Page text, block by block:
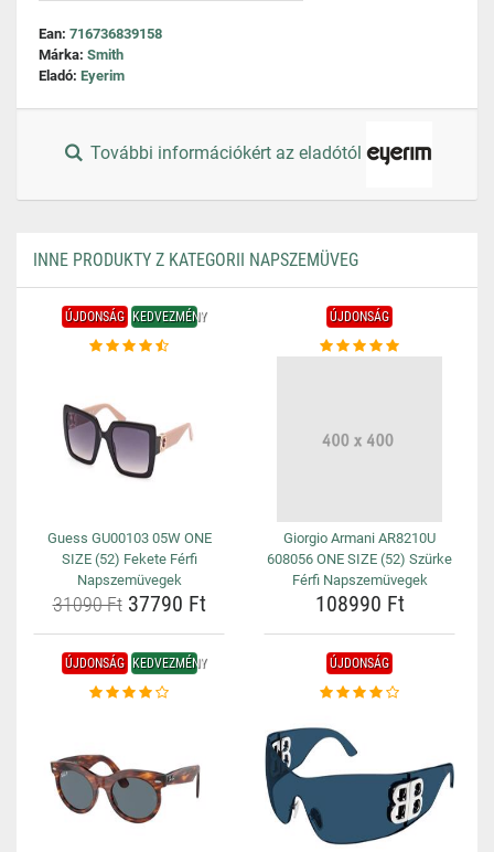
Ean: 716736839158
Márka: Smith
Eladó: Eyerim
További információkért az eladótól
INNE PRODUKTY Z KATEGORII NAPSZEMÜVEG
ÚJDONSÁG KEDVEZMÉNY
Guess GU00103 05W ONE
SIZE (52) Fekete Férfi
Napszemüvegek
31090 Ft37790 Ft
ÚJDONSÁG
Giorgio Armani AR8210U
608056 ONE SIZE (52) Szürke
Férfi Napszemüvegek
108990 Ft
ÚJDONSÁG KEDVEZMÉNY ÚJDONSÁG